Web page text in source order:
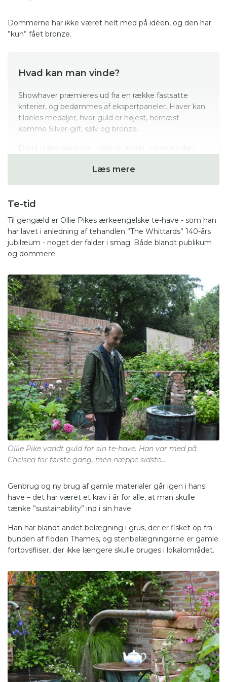
Dommerne har ikke været helt med på idéen, og den har
”kun” fået bronze.
Hvad kan man vinde?
Showhaver præmieres ud fra en række fastsatte
kriterier, og bedømmes af ekspertpaneler. Haver kan
tildeles medaljer, hvor guld er højest, hernæst
komme Silver-gilt, sølv og bronze.
konstruktioner, RHS præsident har en særpris og der
Læs mere
Te-tid
Til gengæld er Ollie Pikes ærkeengelske te-have - som han
har lavet i anledning af tehandlen ”The Whittards” 140-års
jubilæum - noget der falder i smag. Både blandt publikum
og dommere.
Ollie Pike vandt guld for sin te-have. Han var med på
Chelsea for første gang, men næppe sidste...
Genbrug og ny brug af gamle materialer går igen i hans
have – det har været et krav i år for alle, at man skulle
tænke ”sustainability” ind i sin have.
Han har blandt andet belægning i grus, der er fisket op fra
bunden af floden Thames, og stenbelægningerne er gamle
fortovsfliser, der ikke længere skulle bruges i lokalområdet.